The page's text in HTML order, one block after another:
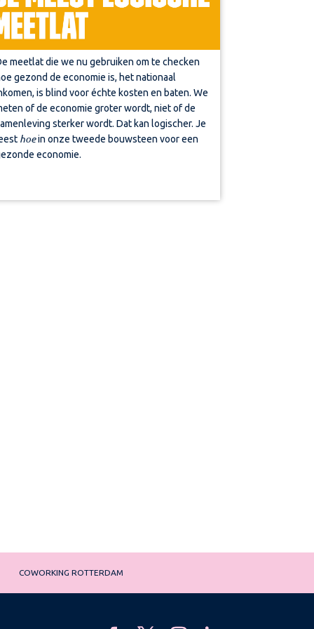
meetlat die we nu gebruiken om te checken
gezond de economie is, het nationaal
is blind voor échte kosten en baten. We
of de economie groter wordt, niet of de
sterker wordt. Dat kan logischer. Je
hoein onze tweede bouwsteen voor een
economie.
COWORKING ROTTERDAM